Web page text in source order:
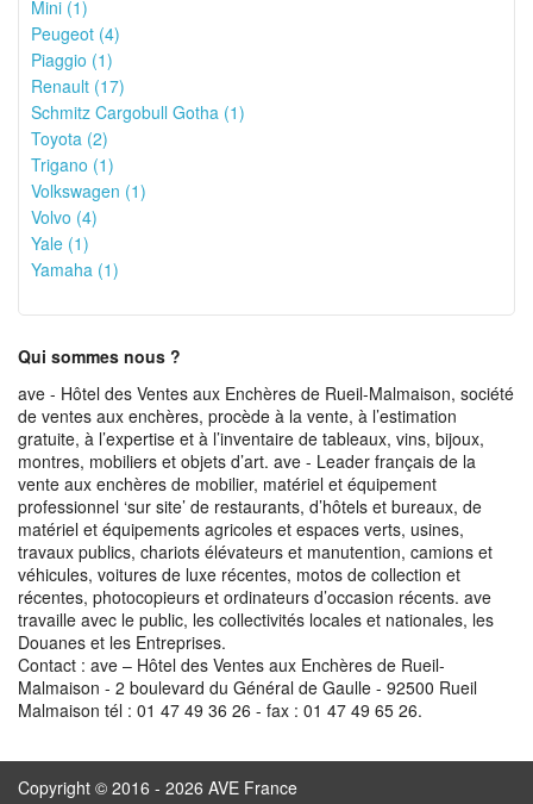
Mini (1)
Peugeot (4)
Piaggio (1)
Renault (17)
Schmitz Cargobull Gotha (1)
Toyota (2)
Trigano (1)
Volkswagen (1)
Volvo (4)
Yale (1)
Yamaha (1)
Qui sommes nous ?
ave - Hôtel des Ventes aux Enchères de Rueil-Malmaison, société
de ventes aux enchères, procède à la vente, à l’estimation
gratuite, à l’expertise et à l’inventaire de tableaux, vins, bijoux,
montres, mobiliers et objets d’art. ave - Leader français de la
vente aux enchères de mobilier, matériel et équipement
professionnel ‘sur site’ de restaurants, d’hôtels et bureaux, de
matériel et équipements agricoles et espaces verts, usines,
travaux publics, chariots élévateurs et manutention, camions et
véhicules, voitures de luxe récentes, motos de collection et
récentes, photocopieurs et ordinateurs d’occasion récents. ave
travaille avec le public, les collectivités locales et nationales, les
Douanes et les Entreprises.
Contact : ave – Hôtel des Ventes aux Enchères de Rueil-
Malmaison - 2 boulevard du Général de Gaulle - 92500 Rueil
Malmaison tél : 01 47 49 36 26 - fax : 01 47 49 65 26.
Copyright © 2016 - 2026 AVE France